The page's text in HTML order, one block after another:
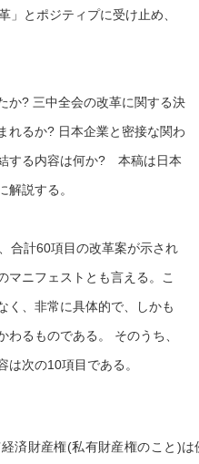
」とポジティプに受け止め、
か? 三中全会の改革に関する決
れるか? 日本企業と密接な関わ
する内容は何か? 本稿は日本
解説する。
合計60項目の改革案が示され
マニフェストとも言える。こ
く、非常に具体的で、しかも
るものである。 そのうち、
は次の10項目である。
済財産権(私有財産権のこと)は